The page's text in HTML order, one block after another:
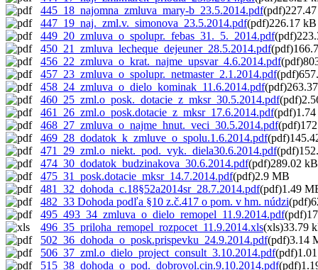
445_18_najomna_zmluva_mary-b_23.5.2014.pdf
447_19_naj._zml.v._simonova_23.5.2014.pdf(pdf)226.17 kB
449_20_zmluva_o_spolupr._febas_31._5._2014.pdf
450_21_zmluva_lecheque_dejeuner_28.5.2014.pdf
456_22_zmluva_o_krat._najme_upsvar_4.6.2014.pdf
457_23_zmluva_o_spolupr._netmaster_2.1.2014.pdf
458_24_zmluva_o_dielo_kominak_11.6.2014.pdf
460_25_zml.o_posk._dotacie_z_mksr_30.5.2014.pdf
461_26_zml.o_posk.dotacie_z_mksr_17.6.2014.pdf
468_27_zmluva_o_najme_hnut._veci_30.5.2014.pdf
469_28_dodatok_k_zmluve_o_spolu.1.6.2014.pdf
471_29_zml.o_niekt._pod._vyk._diela30.6.2014.pdf
474_30_dodatok_budzinakova_30.6.2014.pdf(pdf)289.02 kB
475_31_posk.dotacie_mksr_14.7.2014.pdf(pdf)2.9 MB
481_32_dohoda_c.18§52a2014sr_28.7.2014.pdf(pdf)1.49
482_33 Dohoda podľa §10 z.č.417 o pom. v hm. núdzi
495_493_34_zmluva_o_dielo_remopel_11.9.2014.pdf
496_35_priloha_remopel_rozpocet_11.9.2014.xls(xls)33.79
502_36_dohoda_o_posk.prispevku_24.9.2014.pdf(pdf)3.14
506_37_zml.o_dielo_project_consult_3.10.2014.pdf
515_38_dohoda_o_pod._dobrovol.cin.9.10.2014.pdf